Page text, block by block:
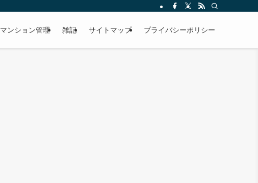
マンション管理 雑記 サイトマップ プライバシーポリシー